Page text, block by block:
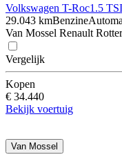
Volkswagen T-Roc1.5
29.043 kmBenzine
Van Mossel Renault
Vergelijk
Kopen
€ 34.440
Bekijk voertuig
Van Mossel